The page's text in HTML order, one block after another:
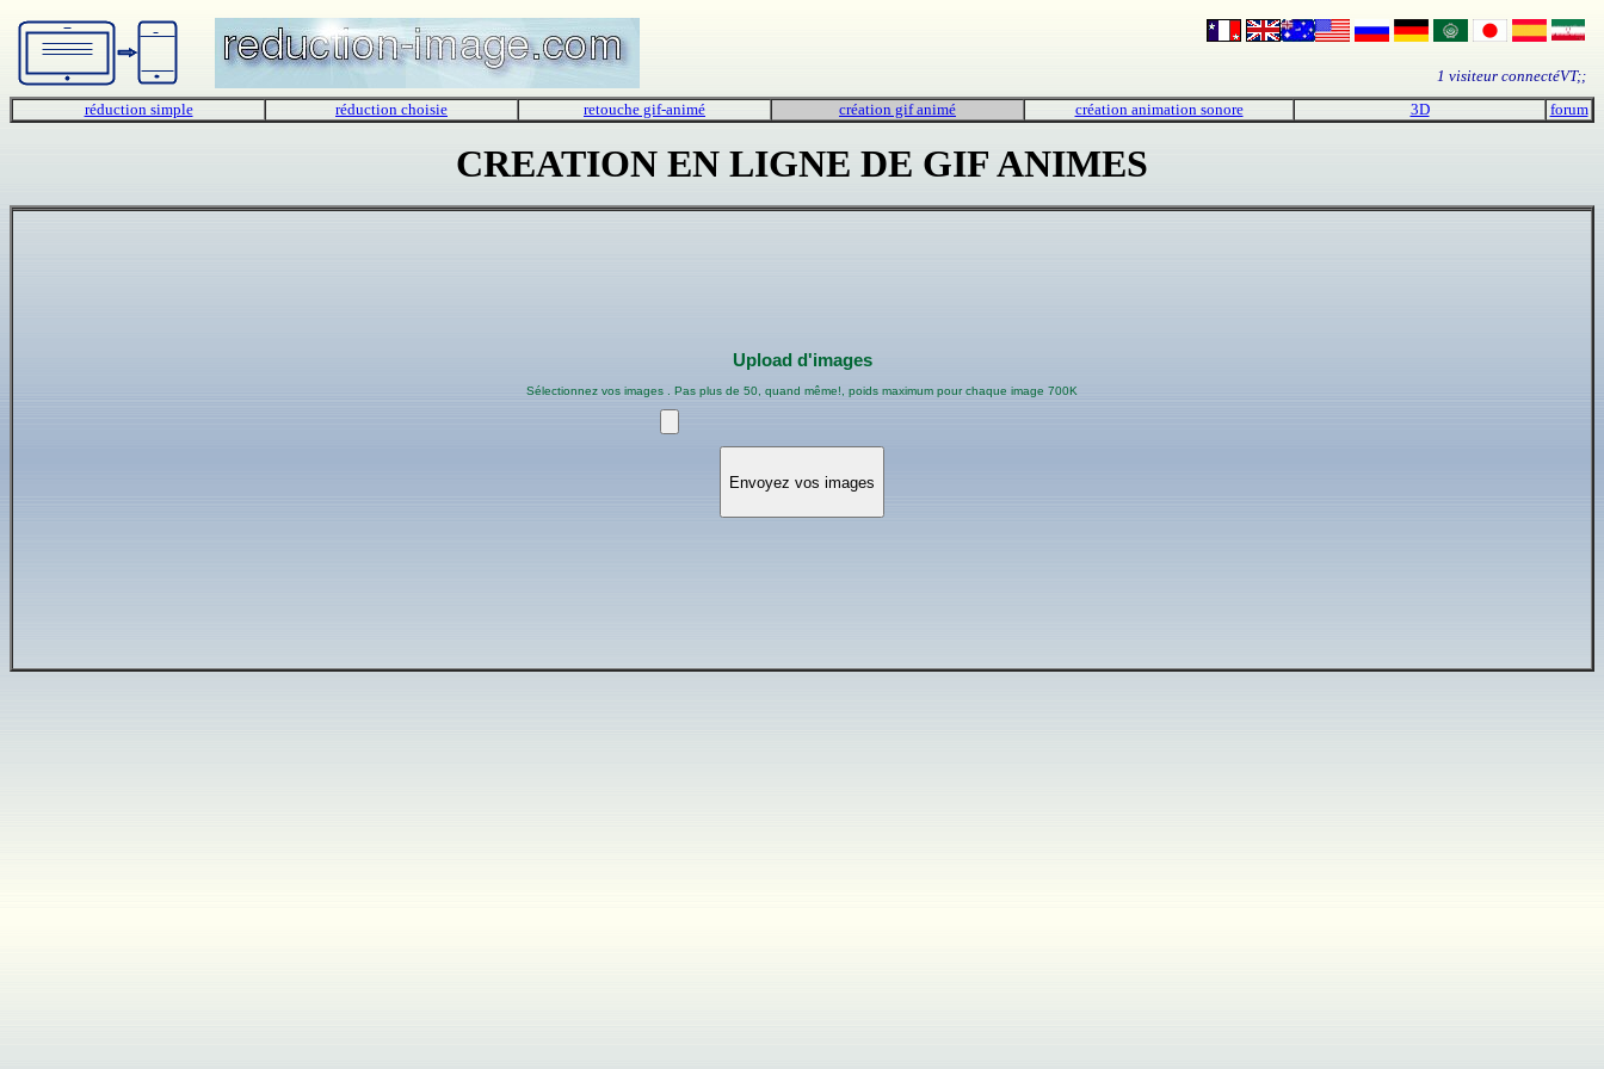
1 visiteur connectéVT;;
réduction simple
réduction choisie retouche gif-animé création gif animé création animation sonore 3D forum
CREATION EN LIGNE DE GIF ANIMES
Upload d'images
Sélectionnez vos images . Pas plus de 50, quand même!, poids maximum pour chaque image 700K